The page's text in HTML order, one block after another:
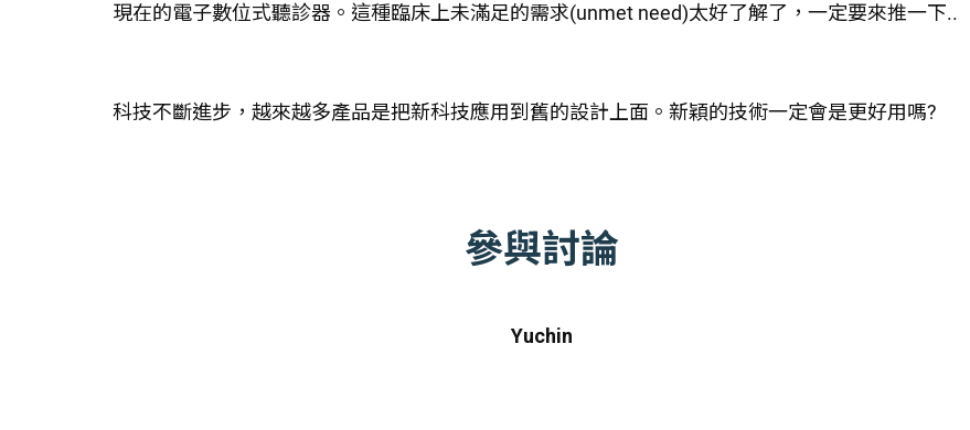
現在的電子數位式聽診器。這種臨床上未滿足的需求(unmet need)太好了解了，一定要來推一下..
科技不斷進步，越來越多產品是把新科技應用到舊的設計上面。新穎的技術一定會是更好用嗎?
參與討論
Yuchin